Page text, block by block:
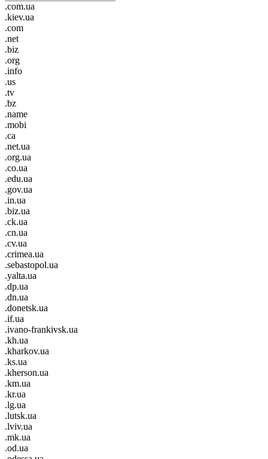
.com.ua
.kiev.ua
.com
.net
.biz
.org
.info
.us
.tv
.bz
.name
.mobi
.ca
.net.ua
.org.ua
.co.ua
.edu.ua
.gov.ua
.in.ua
.biz.ua
.ck.ua
.cn.ua
.cv.ua
.crimea.ua
.sebastopol.ua
.yalta.ua
.dp.ua
.dn.ua
.donetsk.ua
.if.ua
.ivano-frankivsk.ua
.kh.ua
.kharkov.ua
.ks.ua
.kherson.ua
.km.ua
.kr.ua
.lg.ua
.lutsk.ua
.lviv.ua
.mk.ua
.od.ua